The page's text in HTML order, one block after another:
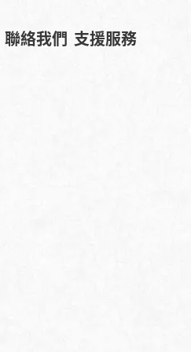
聯絡我們 支援服務